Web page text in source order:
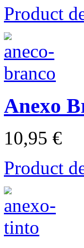
Product
Anexo
10,95 €
Product